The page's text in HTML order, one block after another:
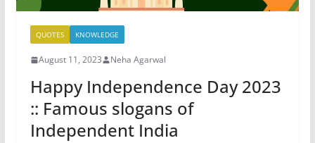
QUOTES KNOWLEDGE
August 11, 2023 Neha Agarwal
Happy Independence Day 2023
:: Famous slogans of
Independent India